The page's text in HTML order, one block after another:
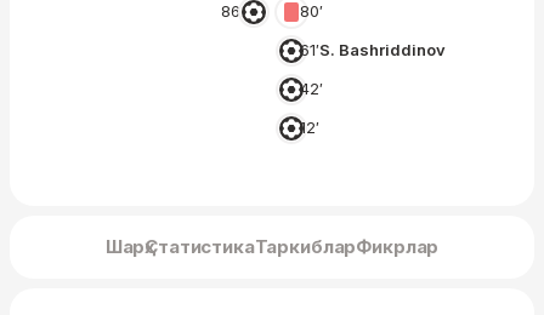
86′
80′
61′S. Bashriddinov
42′
12′
ШарҳСтатистикаТаркибларФикрлар